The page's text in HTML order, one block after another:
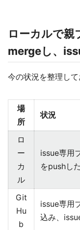
ローカルで
mergeし、
今の状況を整理して
場
所
状況
ロ
ー
カ
ル
issue専用
をpushした
Git
Hu
b
issue専用
込み、